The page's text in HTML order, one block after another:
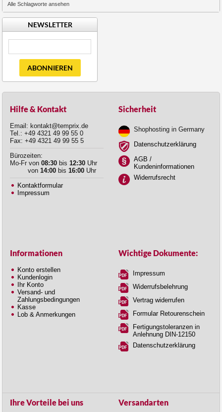
Alle Schlagworte ansehen
NEWSLETTER
ABONNIEREN
Hilfe & Kontakt
Email: kontakt@temprix.de
Tel.: +49 4321 49 99 55 0
Fax: +49 4321 49 99 55 5
Bürozeiten:
Mo-Fr von 08:30 bis 12:30 Uhr
von 14:00 bis 16:00 Uhr
Kontaktformular
Impressum
Sicherheit
Shophosting in Germany
Datenschutzerklärung
AGB /
Kundeninformationen
Widerrufsrecht
Informationen
Konto erstellen
Kundenlogin
Ihr Konto
Versand- und
Zahlungsbedingungen
Kasse
Lob & Anmerkungen
Wichtige Dokumente:
Impressum
Widerrufsbelehrung
Vertrag widerrufen
Formular Retourenschein
Fertigungstoleranzen in
Anlehnung DIN-12150
Datenschutzerklärung
Ihre Vorteile bei uns Versandarten